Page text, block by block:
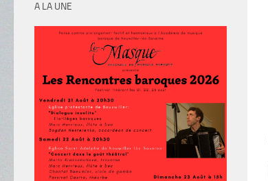
A LA UNE